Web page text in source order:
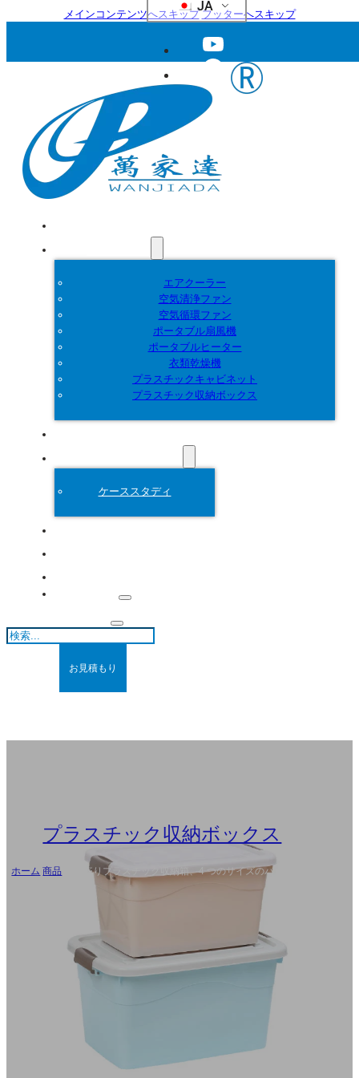
メインコンテンツへスキップフッターへスキップ
JA
エアクーラー
空気清浄ファン
空気循環ファン
ポータブル扇風機
ポータブルヒーター
衣類乾燥機
プラスチックキャビネット
プラスチック収納ボックス
ケーススタディ
検
索
お見積もり
プラスチック収納ボックス
ホーム /商品 卸し売りプラスチック収納箱、4 つのサイズのバルク容器